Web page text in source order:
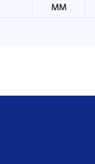
MM